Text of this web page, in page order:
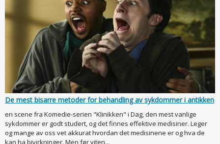
De mest bisarre metoder for behandling av sykdommer i antikken
en scene fra Komedie-serien "Klinikken" i Dag, den mest vanlige
sykdommer er godt studert, og det finnes effektive medisiner. Leger
og mange av oss vet akkurat hvordan det medisinene er og hva de
kan ha bivirkninger. Men før viten...